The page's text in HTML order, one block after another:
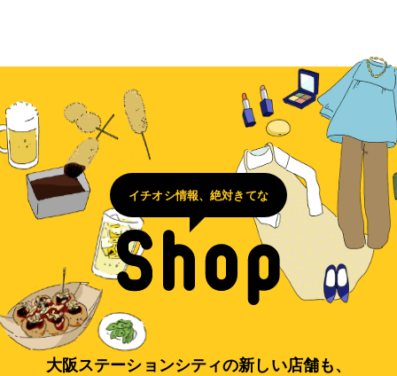
イチオシ情報、絶対きてな
大阪ステーションシティの新しい店舗も、